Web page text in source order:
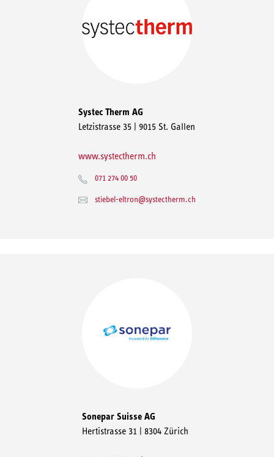
Systec Therm AG
Letzistrasse 35 | 9015 St. Gallen
www.systectherm.ch
071 274 00 50
stiebel-eltron@systectherm.ch
Sonepar Suisse AG
Hertistrasse 31 | 8304 Zürich